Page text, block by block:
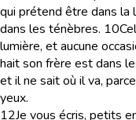
qui prétend être dans la
dans les ténèbres. 10
lumière, et aucune
hait son frère est dans
et il ne sait où il va,
yeux.
12Je vous écris, petits